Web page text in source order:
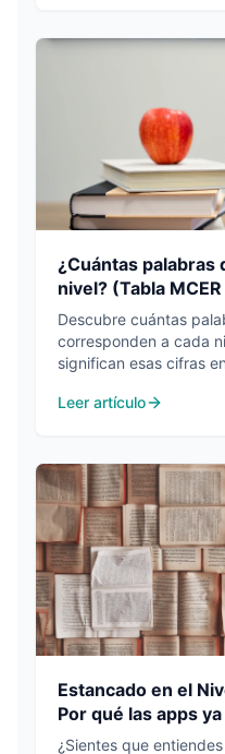
¿Cuántas palabras
nivel? (Tabla MCER
Descubre cuántas
corresponden a cada
significan esas cifras
Leer artículo
Estancado en el
Por qué las apps
¿Sientes que